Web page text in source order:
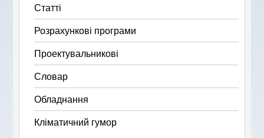
Статті
Розрахункові програми
Проектувальникові
Словар
Обладнання
Кліматичний гумор